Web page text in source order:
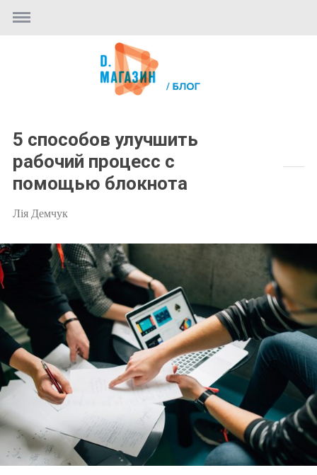
5 способов улучшить
рабочий процесс с
помощью блокнота
Лія Демчук